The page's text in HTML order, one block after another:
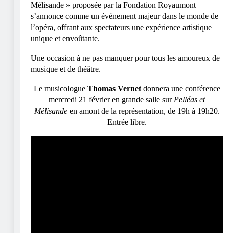
Mélisande » proposée par la Fondation Royaumont
s’annonce comme un événement majeur dans le monde de
l’opéra, offrant aux spectateurs une expérience artistique
unique et envoûtante.
Une occasion à ne pas manquer pour tous les amoureux de
musique et de théâtre.
Le musicologue Thomas Vernetdonnera une conférence
mercredi 21 février en grande salle sur Pelléas et
Mélisandeen amont de la représentation, de 19h à 19h20.
Entrée libre.